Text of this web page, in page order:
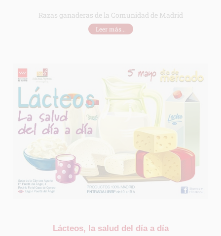
Razas ganaderas de la Comunidad de Madrid
Leer más...
Lácteos, la salud del día a día